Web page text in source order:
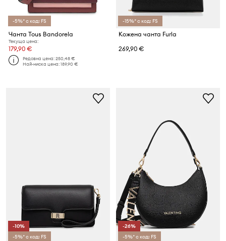
-5%* с код: FS
Чанта Tous Bandorela
Текуща цена:
179,90 €
Редовна цена:250,48 €
Най-ниска цена:189,90 €
-15%* с код: FS
Кожена чанта Furla
269,90 €
-10%
-5%* с код: FS
-26%
-5%* с код: FS